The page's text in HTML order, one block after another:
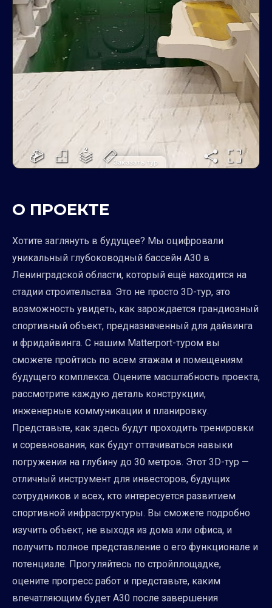
Заказать тур
О ПРОЕКТЕ
Хотите заглянуть в будущее? Мы оцифровали
уникальный глубоководный бассейн А30 в
Ленинградской области, который ещё находится на
стадии строительства. Это не просто 3D-тур, это
возможность увидеть, как зарождается грандиозный
спортивный объект, предназначенный для дайвинга
и фридайвинга. С нашим Matterport-туром вы
сможете пройтись по всем этажам и помещениям
будущего комплекса. Оцените масштабность проекта,
рассмотрите каждую деталь конструкции,
инженерные коммуникации и планировку.
Представьте, как здесь будут проходить тренировки
и соревнования, как будут оттачиваться навыки
погружения на глубину до 30 метров. Этот 3D-тур —
отличный инструмент для инвесторов, будущих
сотрудников и всех, кто интересуется развитием
спортивной инфраструктуры. Вы сможете подробно
изучить объект, не выходя из дома или офиса, и
получить полное представление о его функционале и
потенциале. Прогуляйтесь по стройплощадке,
оцените прогресс работ и представьте, каким
впечатляющим будет А30 после завершения